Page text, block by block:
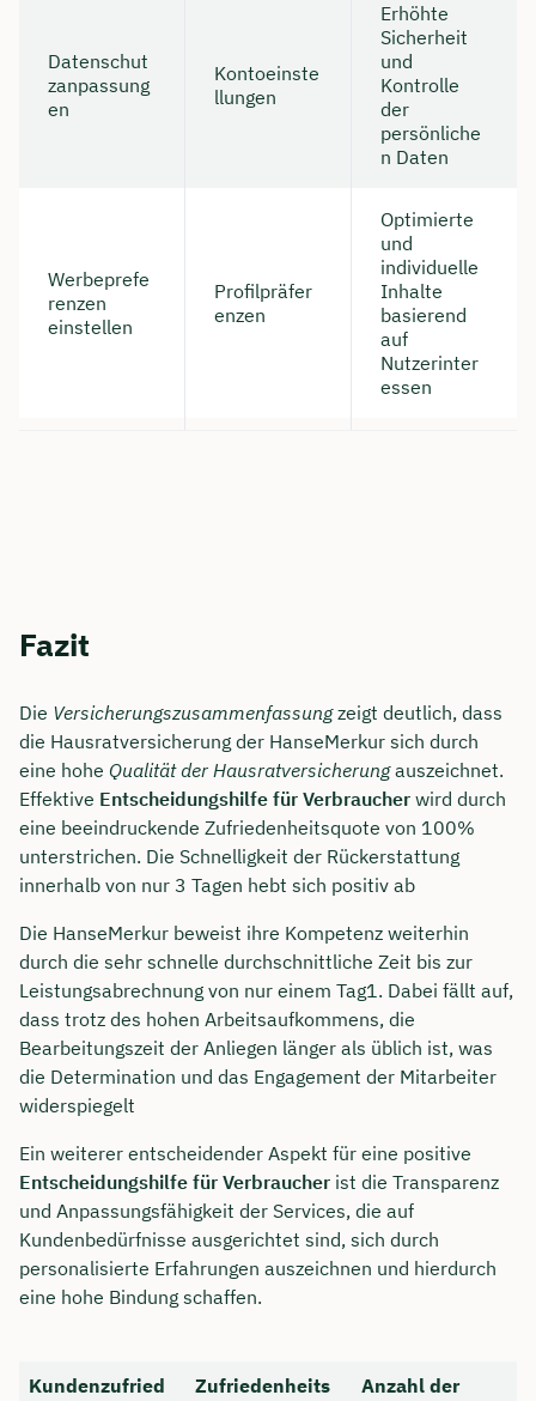
Datenschut
zanpassung
en
Kontoeinste
llungen
Erhöhte
Sicherheit
und
Kontrolle
der
persönliche
n Daten
Werbeprefe
renzen
einstellen
Profilpräfer
enzen
Optimierte
und
individuelle
Inhalte
basierend
auf
Nutzerinter
essen
Fazit
Die Versicherungszusammenfassungzeigt deutlich, dass
die Hausratversicherung der HanseMerkur sich durch
eine hohe Qualität der Hausratversicherungauszeichnet.
Effektive Entscheidungshilfe für Verbraucher wird durch
eine beeindruckende Zufriedenheitsquote von 100%
unterstrichen. Die Schnelligkeit der Rückerstattung
innerhalb von nur 3 Tagen hebt sich positiv ab
Die HanseMerkur beweist ihre Kompetenz weiterhin
durch die sehr schnelle durchschnittliche Zeit bis zur
Leistungsabrechnung von nur einem Tag1. Dabei fällt auf,
dass trotz des hohen Arbeitsaufkommens, die
Bearbeitungszeit der Anliegen länger als üblich ist, was
die Determination und das Engagement der Mitarbeiter
widerspiegelt
Ein weiterer entscheidender Aspekt für eine positive
Entscheidungshilfe für Verbraucher ist die Transparenz
und Anpassungsfähigkeit der Services, die auf
Kundenbedürfnisse ausgerichtet sind, sich durch
personalisierte Erfahrungen auszeichnen und hierdurch
eine hohe Bindung schaffen.
Kundenzufried
Zufriedenheits
Anzahl der